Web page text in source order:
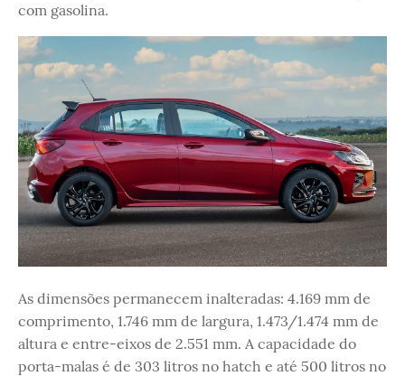
com gasolina.
As dimensões permanecem inalteradas: 4.169 mm de
comprimento, 1.746 mm de largura, 1.473/1.474 mm de
altura e entre-eixos de 2.551 mm. A capacidade do
porta-malas é de 303 litros no hatch e até 500 litros no